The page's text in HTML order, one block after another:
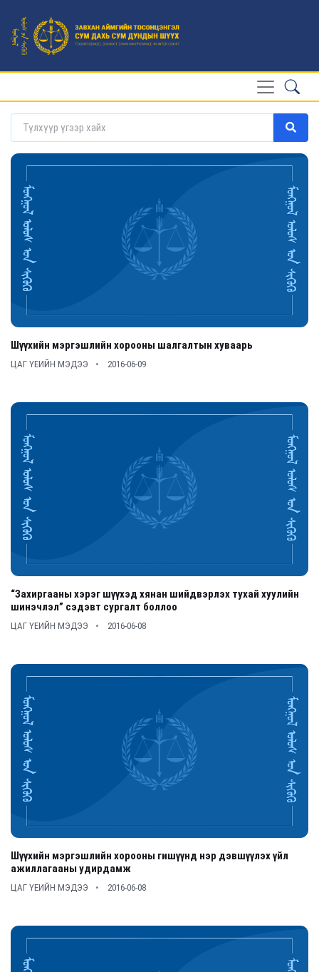
Шүүхийн мэргэшлийн хорооны шалгалтын хуваарь
ЦАГ ҮЕИЙН МЭДЭЭ 2016-06-09
“Захиргааны хэрэг шүүхэд хянан шийдвэрлэх тухай хуулийн
шинэчлэл” сэдэвт сургалт боллоо
ЦАГ ҮЕИЙН МЭДЭЭ 2016-06-08
Шүүхийн мэргэшлийн хорооны гишүүнд нэр дэвшүүлэх үйл
ажиллагааны удирдамж
ЦАГ ҮЕИЙН МЭДЭЭ 2016-06-08